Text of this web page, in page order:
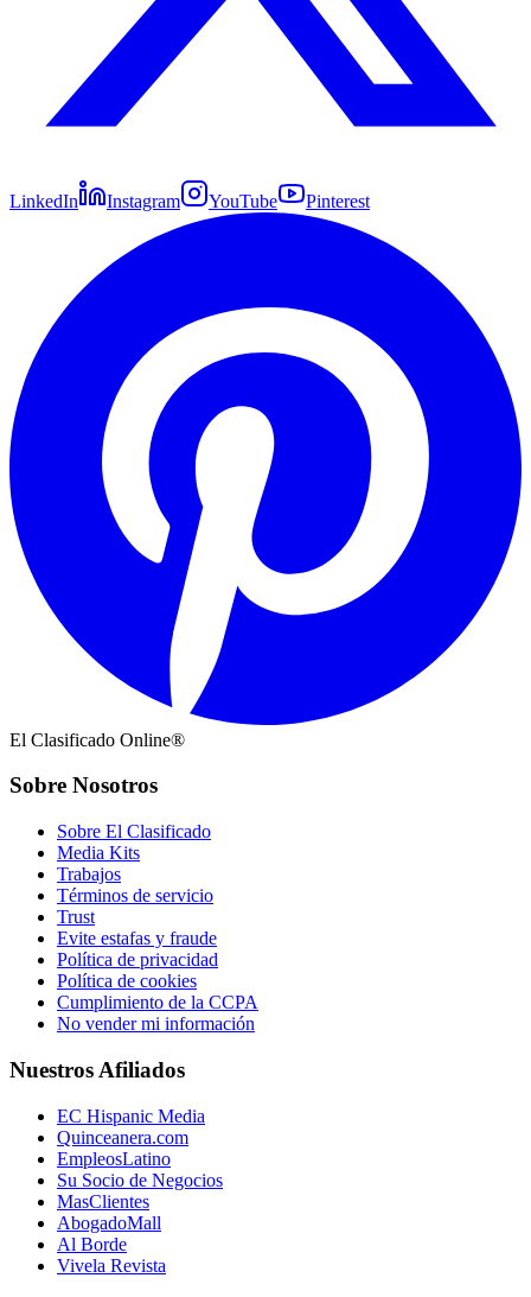
LinkedIn Instagram YouTube Pinterest
El Clasificado Online®
Sobre Nosotros
Sobre El Clasificado
Media Kits
Trabajos
Términos de servicio
Trust
Evite estafas y fraude
Política de privacidad
Política de cookies
Cumplimiento de la CCPA
No vender mi información
Nuestros Afiliados
EC Hispanic Media
Quinceanera.com
EmpleosLatino
Su Socio de Negocios
MasClientes
AbogadoMall
Al Borde
Vivela Revista